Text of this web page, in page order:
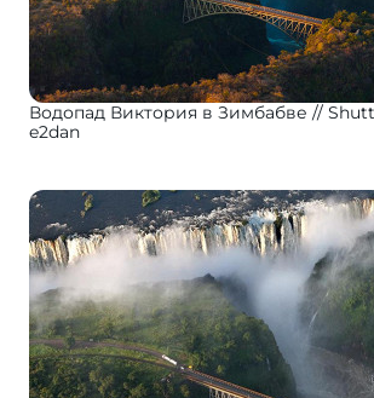
Водопад Виктория в Зимбабве
e2dan